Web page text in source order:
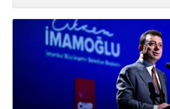
More Information